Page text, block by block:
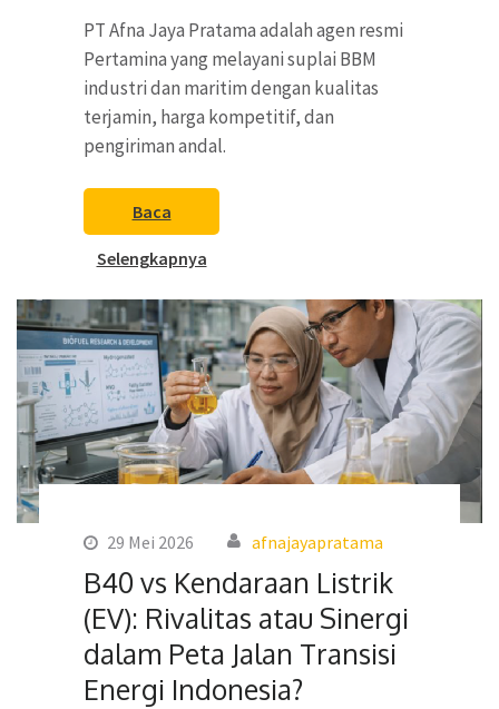
PT Afna Jaya Pratama adalah agen resmi
Pertamina yang melayani suplai BBM
industri dan maritim dengan kualitas
terjamin, harga kompetitif, dan
pengiriman andal.
Baca
Selengkapnya
29 Mei 2026 afnajayapratama
B40 vs Kendaraan Listrik
(EV): Rivalitas atau Sinergi
dalam Peta Jalan Transisi
Energi Indonesia?